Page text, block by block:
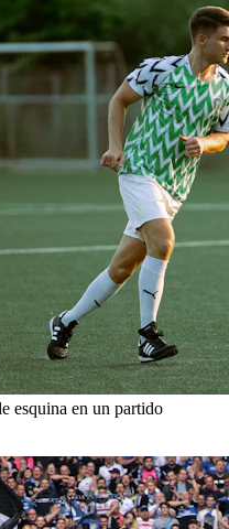
esquina en un partido